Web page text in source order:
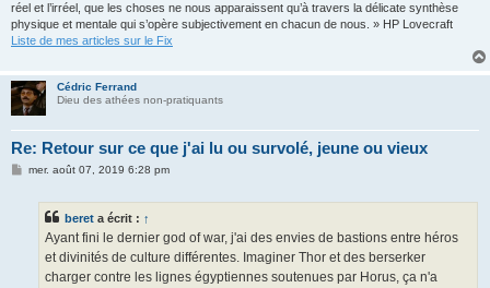
réel et l’irréel, que les choses ne nous apparaissent qu’à travers la délicate synthèse
physique et mentale qui s’opère subjectivement en chacun de nous. » HP Lovecraft
Liste de mes articles sur le Fix
Cédric Ferrand
Dieu des athées non-pratiquants
Re: Retour sur ce que j'ai lu ou survolé, jeune ou vieux
Mmer. août 07, 2019 6:28 pm
beret a écrit : ↑
Ayant fini le dernier god of war, j'ai des envies de bastions entre héros
et divinités de culture différentes. Imaginer Thor et des berserker
charger contre les lignes égyptiennes soutenues par Horus, ça n'a